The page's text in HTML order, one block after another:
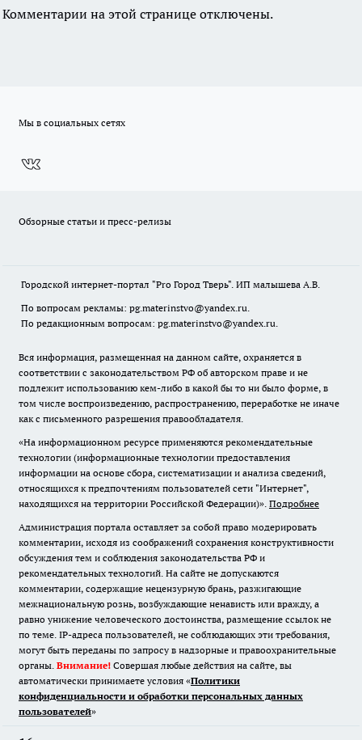
Комментарии на этой странице отключены.
Мы в социальных сетях
Обзорные статьи и пресс-релизы
Городской интернет-портал "Pro Город Тверь". ИП малышева А.В.
По вопросам рекламы: pg.materinstvo@yandex.ru.
По редакционным вопросам: pg.materinstvo@yandex.ru.
Вся информация, размещенная на данном сайте, охраняется в
соответствии с законодательством РФ об авторском праве и не
подлежит использованию кем-либо в какой бы то ни было форме, в
том числе воспроизведению, распространению, переработке не иначе
как с письменного разрешения правообладателя.
«На информационном ресурсе применяются рекомендательные
технологии (информационные технологии предоставления
информации на основе сбора, систематизации и анализа сведений,
относящихся к предпочтениям пользователей сети "Интернет",
находящихся на территории Российской Федерации)». Подробнее
Администрация портала оставляет за собой право модерировать
комментарии, исходя из соображений сохранения конструктивности
обсуждения тем и соблюдения законодательства РФ и
рекомендательных технологий. На сайте не допускаются
комментарии, содержащие нецензурную брань, разжигающие
межнациональную рознь, возбуждающие ненависть или вражду, а
равно унижение человеческого достоинства, размещение ссылок не
по теме. IP-адреса пользователей, не соблюдающих эти требования,
могут быть переданы по запросу в надзорные и правоохранительные
органы. Внимание! Совершая любые действия на сайте, вы
автоматически принимаете условия «Политики
конфиденциальности и обработки персональных данных
пользователей»